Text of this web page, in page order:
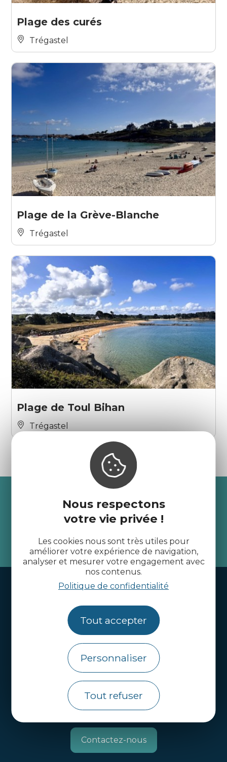
Nous respectons
votre vie privée !
Les cookies nous sont très utiles pour
améliorer votre expérience de navigation,
analyser et mesurer votre engagement avec
nos contenus.
Politique de confidentialité
Tout accepter
Personnaliser
Tout refuser
Plage des curés
Trégastel
Plage de la Grève-Blanche
Trégastel
Plage de Toul Bihan
Trégastel
Recevez l’actualité des
Côtes d’Armor
je m'abonne
Handi-tourisme
Webcams
Brochures
Infos pratiques
Côtes d’Armor Destination
Agence de Développement Touristique et
d’Attractivité des Côtes d’Armor.
Qui sommes nous ?
Contactez-nous